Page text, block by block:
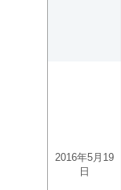
2016年5月19
日